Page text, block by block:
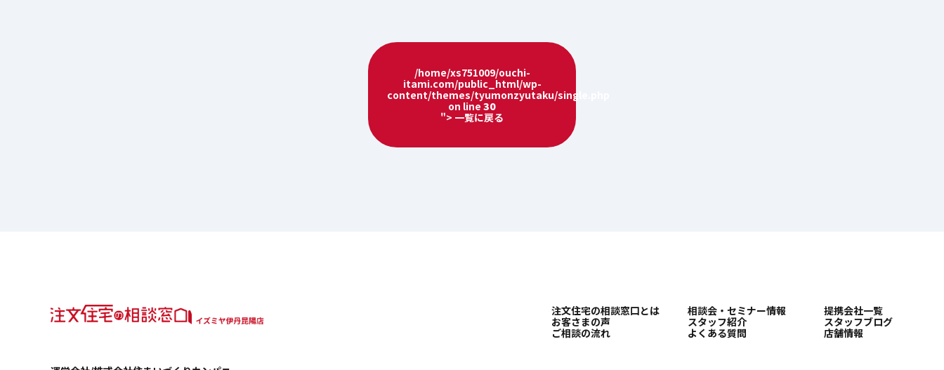
/home/xs751009/ouchi-
itami.com/public_html/wp-
content/themes/tyumonzyutaku/single.php
on line 30
"> 一覧に戻る
注文住宅の相談窓口とは 相談会・セミナー情報
提携会社一覧
お客さまの声
スタッフ紹介
スタッフブログ
ご相談の流れ
よくある質問 店舗情報